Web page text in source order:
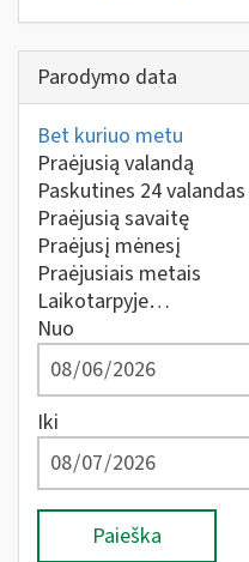
Parodymo data
Bet kuriuo metu
Praėjusią valandą
Paskutines 24 valandas
Praėjusią savaitę
Praėjusį mėnesį
Praėjusiais metais
Laikotarpyje…
Nuo
Iki
Paieška